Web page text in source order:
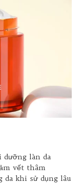
dưỡng làn da
vết thâm
da khi sử dụng lâu